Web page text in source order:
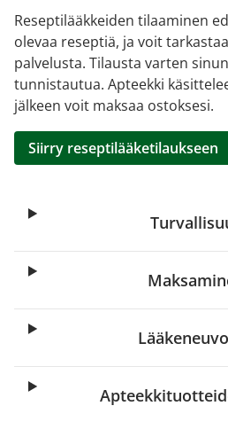
Reseptilääkkeiden tilaaminen
olevaa reseptiä, ja voit
palvelusta. Tilausta varten
tunnistautua. Apteekki
jälkeen voit maksaa ostoksesi.
Siirry reseptilääketilaukseen